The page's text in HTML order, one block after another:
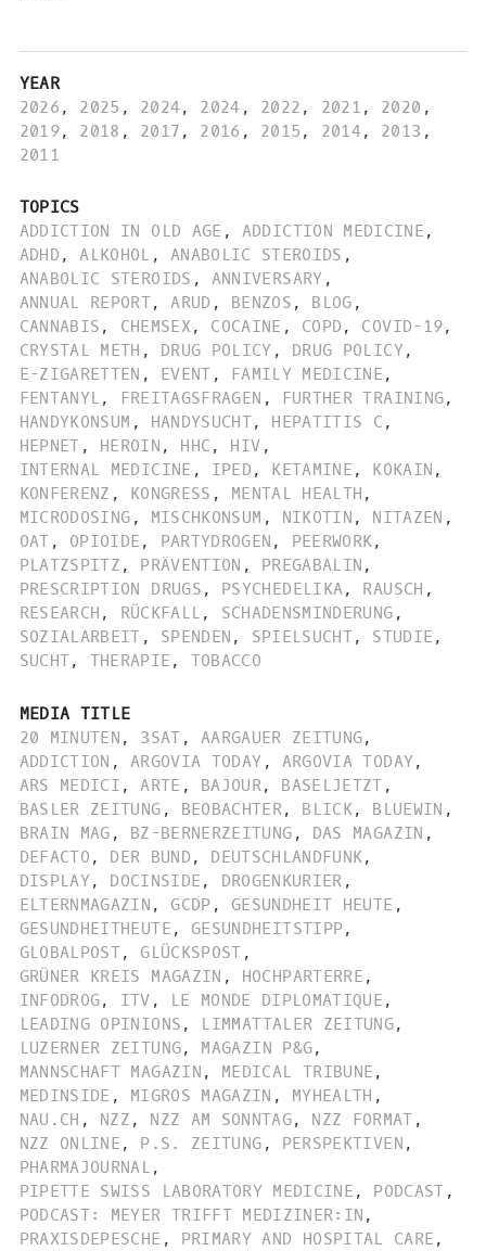
YEAR
2026 , 2025 , 2024, 2024 , 2022 , 2021 , 2020 ,
2019, 2018 , 2017 , 2016 , 2015 , 2014, 2013 ,
2011
TOPICS
ADDICTION IN OLD AGE , ADDICTION MEDICINE ,
ADHD , ALKOHOL , ANABOLIC STEROIDS ,
ANABOLIC STEROIDS , ANNIVERSARY ,
ANNUAL REPORT, ARUD , BENZOS , BLOG ,
CANNABIS , CHEMSEX , COCAINE , COPD , COVID-19,
CRYSTAL METH , DRUG POLICY , DRUG POLICY,
E-ZIGARETTEN , EVENT , FAMILY MEDICINE ,
FENTANYL , FREITAGSFRAGEN , FURTHER TRAINING,
HANDYKONSUM , HANDYSUCHT, HEPATITIS C ,
HEPNET , HEROIN , HHC , HIV ,
INTERNAL MEDICINE , IPED , KETAMINE , KOKAIN ,
KONFERENZ , KONGRESS , MENTAL HEALTH ,
MICRODOSING , MISCHKONSUM , NIKOTIN , NITAZEN ,
OAT , OPIOIDE , PARTYDROGEN , PEERWORK,
PLATZSPITZ , PRÄVENTION , PREGABALIN ,
PRESCRIPTION DRUGS , PSYCHEDELIKA, RAUSCH ,
RESEARCH , RÜCKFALL , SCHADENSMINDERUNG ,
SOZIALARBEIT , SPENDEN , SPIELSUCHT, STUDIE ,
SUCHT, THERAPIE , TOBACCO
MEDIA TITLE
20 MINUTEN , 3SAT , AARGAUER ZEITUNG,
ADDICTION , ARGOVIA TODAY , ARGOVIA TODAY,
ARS MEDICI , ARTE , BAJOUR, BASELJETZT ,
BASLER ZEITUNG , BEOBACHTER, BLICK, BLUEWIN ,
BRAIN MAG , BZ-BERNERZEITUNG , DAS MAGAZIN ,
DEFACTO , DER BUND , DEUTSCHLANDFUNK,
DISPLAY, DOCINSIDE , DROGENKURIER ,
ELTERNMAGAZIN , GCDP , GESUNDHEIT HEUTE ,
GESUNDHEITHEUTE , GESUNDHEITSTIPP,
GLOBALPOST, GLÜCKSPOST ,
GRÜNER KREIS MAGAZIN , HOCHPARTERRE ,
INFODROG, ITV , LE MONDE DIPLOMATIQUE ,
LEADING OPINIONS , LIMMATTALER ZEITUNG,
LUZERNER ZEITUNG, MAGAZIN P&G,
MANNSCHAFT MAGAZIN , MEDICAL TRIBUNE ,
MEDINSIDE , MIGROS MAGAZIN , MYHEALTH ,
NAU.CH , NZZ , NZZ AM SONNTAG, NZZ FORMAT ,
NZZ ONLINE , P.S. ZEITUNG , PERSPEKTIVEN ,
PHARMAJOURNAL ,
PIPETTE SWISS LABORATORY MEDICINE , PODCAST ,
PODCAST: MEYER TRIFFT MEDIZINER:IN ,
PRAXISDEPESCHE , PRIMARY AND HOSPITAL CARE ,